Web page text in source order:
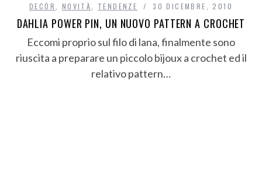
DECÒR NOVITÀ TENDENZE 30 DICEMBRE, 2010
DAHLIA POWER PIN, UN NUOVO PATTERN A CROCHET
Eccomi proprio sul filo di lana, finalmente sono
riuscita a preparare un piccolo bijoux a crochet ed il
relativo pattern…